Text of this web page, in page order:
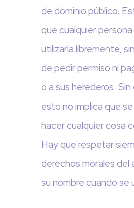
de dominio público.
que cualquier
utilizarla libremente,
de pedir permiso ni
o a sus herederos.
esto no implica que
hacer cualquier cosa
Hay que respetar
derechos morales del
su nombre cuando se